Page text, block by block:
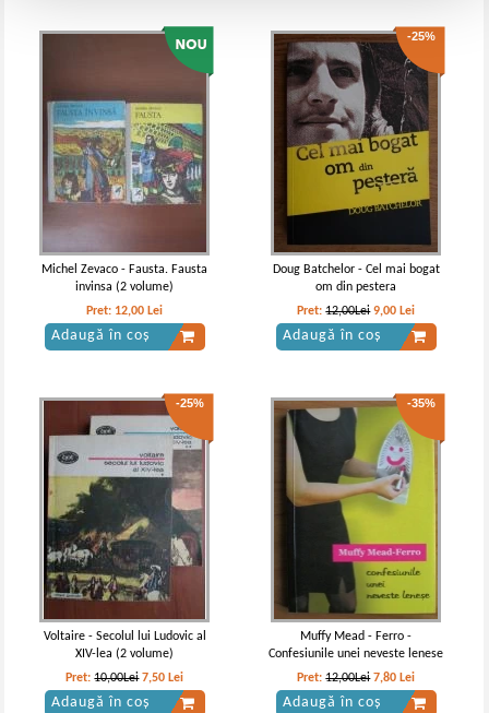
Michel Zevaco - Fausta. Fausta
invinsa (2 volume)
Pret: 12,00 Lei
Adaugă în coș
-25%
Doug Batchelor - Cel mai bogat
om din pestera
Pret:12,00Lei 9,00 Lei
Adaugă în coș
-25%
Voltaire - Secolul lui Ludovic al
XIV-lea (2 volume)
Pret:10,00Lei 7,50 Lei
Adaugă în coș
-35%
Muffy Mead - Ferro -
Confesiunile unei neveste lenese
Pret:12,00Lei 7,80 Lei
Adaugă în coș